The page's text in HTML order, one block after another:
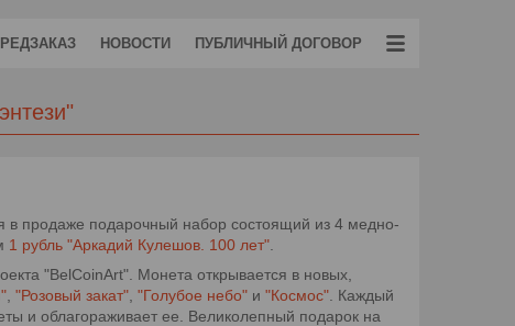
НОВОСТИ ПУБЛИЧНЫЙ ДОГОВОР
в продаже подарочный набор состоящий из 4 медно-
1 рубль "Аркадий Кулешов. 100 лет"
"BelCoinArt". Монета открывается в новых,
"Розовый закат" "Голубое небо" и "Космос" . Каждый
и облагораживает ее. Великолепный подарок на